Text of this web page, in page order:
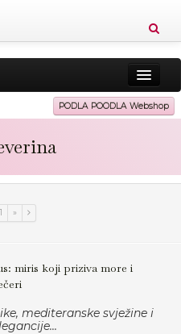
Zdravlje Vitkost
PODLA POODLA Webshop
1 »
miris koji priziva more i
mediteranske svježine i